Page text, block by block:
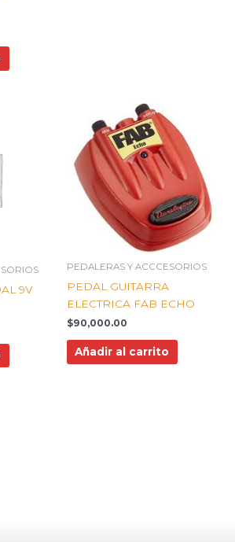
9V
PEDALERAS Y ACCCESORIOS
PEDAL GUITARRA
ELECTRICA FAB ECHO
$90,000.00
Añadir al carrito